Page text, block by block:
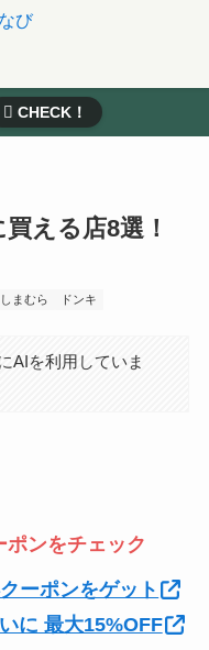
CHECK！
える店8選！
しまむら ドンキ
AIを利用していま
ンをチェック
ーポンをゲット
に 最大15%OFF